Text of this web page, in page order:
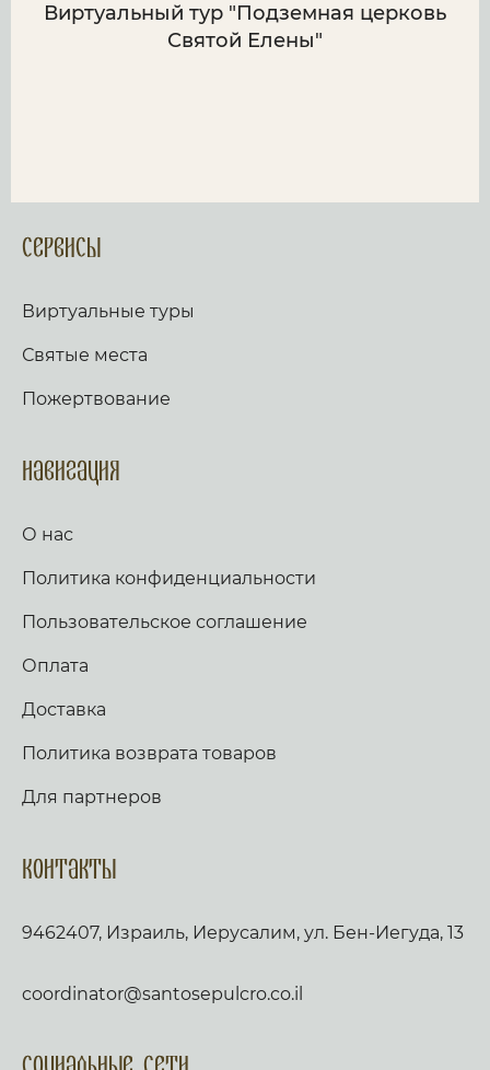
Виртуальный тур "Подземная церковь
Святой Елены"
Сервисы
Виртуальные туры
Святые места
Пожертвование
Навигация
О нас
Политика конфиденциальности
Пользовательское соглашение
Оплата
Доставка
Политика возврата товаров
Для партнеров
Контакты
9462407, Израиль, Иерусалим, ул. Бен-Иегуда, 13
coordinator@santosepulcro.co.il